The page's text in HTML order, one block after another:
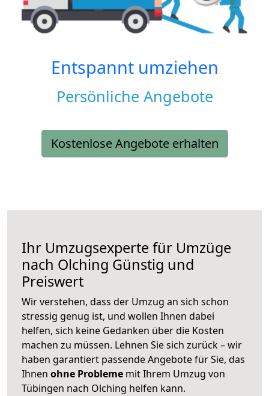
Entspannt umziehen
Persönliche Angebote
Kostenlose Angebote erhalten
Ihr Umzugsexperte für Umzüge
nach Olching Günstig und
Preiswert
Wir verstehen, dass der Umzug an sich schon
stressig genug ist, und wollen Ihnen dabei
helfen, sich keine Gedanken über die Kosten
machen zu müssen. Lehnen Sie sich zurück – wir
haben garantiert passende Angebote für Sie, das
Ihnen ohne Probleme mit Ihrem Umzug von
Tübingen nach Olching helfen kann.